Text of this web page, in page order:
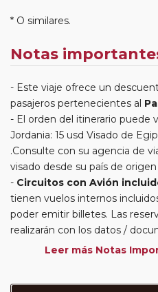
* O similares.
Notas
Este viaje ofrece un
pasajeros pertenecientes al
El orden del itinerario puede
Jordania: 15 usd Visado de
.Consulte con su agencia de
visado desde su país de origen
Circuitos con Avión
tienen vuelos internos
poder emitir billetes. Las
realizarán con los datos /
cliente o que conste en su
Leer más Notas